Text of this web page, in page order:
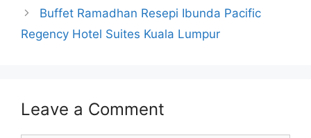
Buffet Ramadhan Resepi Ibunda Pacific
Regency Hotel Suites Kuala Lumpur
Leave a Comment